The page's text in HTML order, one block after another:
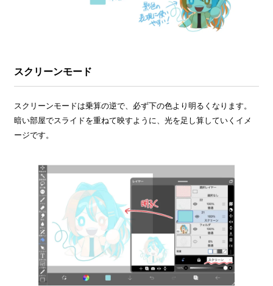
スクリーンモード
スクリーンモードは乗算の逆で、必ず下の色より明るくなります。
暗い部屋でスライドを重ねて映すように、光を足し算していくイメ
ージです。